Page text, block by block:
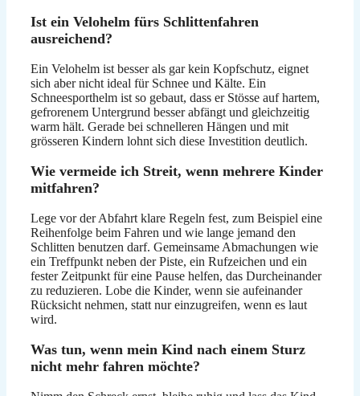
Ist ein Velohelm fürs Schlittenfahren
ausreichend?
Ein Velohelm ist besser als gar kein Kopfschutz, eignet
sich aber nicht ideal für Schnee und Kälte. Ein
Schneesporthelm ist so gebaut, dass er Stösse auf hartem,
gefrorenem Untergrund besser abfängt und gleichzeitig
warm hält. Gerade bei schnelleren Hängen und mit
grösseren Kindern lohnt sich diese Investition deutlich.
Wie vermeide ich Streit, wenn mehrere Kinder
mitfahren?
Lege vor der Abfahrt klare Regeln fest, zum Beispiel eine
Reihenfolge beim Fahren und wie lange jemand den
Schlitten benutzen darf. Gemeinsame Abmachungen wie
ein Treffpunkt neben der Piste, ein Rufzeichen und ein
fester Zeitpunkt für eine Pause helfen, das Durcheinander
zu reduzieren. Lobe die Kinder, wenn sie aufeinander
Rücksicht nehmen, statt nur einzugreifen, wenn es laut
wird.
Was tun, wenn mein Kind nach einem Sturz
nicht mehr fahren möchte?